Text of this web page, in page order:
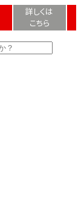
詳しくは
こちら